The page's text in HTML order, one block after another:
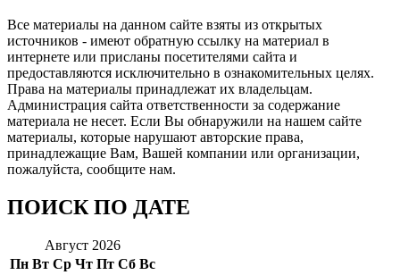
Все материалы на данном сайте взяты из открытых
источников - имеют обратную ссылку на материал в
интернете или присланы посетителями сайта и
предоставляются исключительно в ознакомительных целях.
Права на материалы принадлежат их владельцам.
Администрация сайта ответственности за содержание
материала не несет. Если Вы обнаружили на нашем сайте
материалы, которые нарушают авторские права,
принадлежащие Вам, Вашей компании или организации,
пожалуйста, сообщите нам.
ПОИСК ПО ДАТЕ
Август 2026
Пн Вт Ср Чт Пт Сб Вс